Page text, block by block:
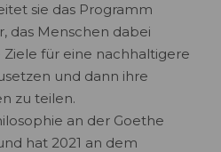
sie das Programm
das Menschen dabei
für eine nachhaltigere
und dann ihre
zu teilen.
an der Goethe
hat 2021 an dem